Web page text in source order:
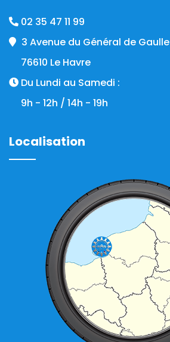
02 35 47 11 99
3 Avenue du Général de Gaulle
76610 Le Havre
Du Lundi au Samedi :
9h - 12h / 14h - 19h
Localisation